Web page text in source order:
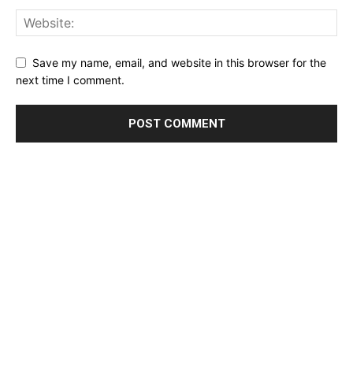
Save my name, email, and website in this browser for the
next time I comment.